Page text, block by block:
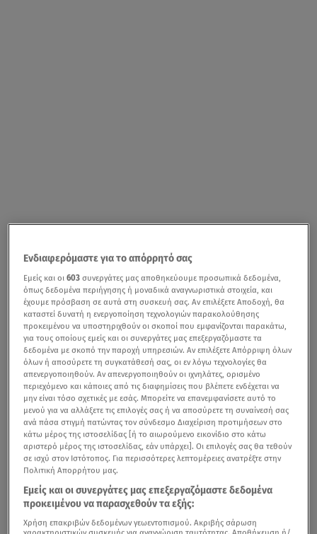
Ενδιαφερόμαστε για το απόρρητό σας
Εμείς και οι603 συνεργάτες μας αποθηκεύουμε προσωπικά δεδομένα,
όπως δεδομένα περιήγησης ή μοναδικά αναγνωριστικά στοιχεία, και
έχουμε πρόσβαση σε αυτά στη συσκευή σας. Αν επιλέξετε Αποδοχή, θα
καταστεί δυνατή η ενεργοποίηση τεχνολογιών παρακολούθησης
προκειμένου να υποστηριχθούν οι σκοποί που εμφανίζονται παρακάτω,
για τους οποίους εμείς και οι συνεργάτες μας επεξεργαζόμαστε τα
δεδομένα με σκοπό την παροχή υπηρεσιών. Αν επιλέξετε Απόρριψη όλων
όλων ή αποσύρετε τη συγκατάθεσή σας, οι εν λόγω τεχνολογίες θα
απενεργοποιηθούν. Αν απενεργοποιηθούν οι ιχνηλάτες, ορισμένο
περιεχόμενο και κάποιες από τις διαφημίσεις που βλέπετε ενδέχεται να
μην είναι τόσο σχετικές με εσάς. Μπορείτε να επανεμφανίσετε αυτό το
μενού για να αλλάξετε τις επιλογές σας ή να αποσύρετε τη συναίνεσή σας
ανά πάσα στιγμή πατώντας τον σύνδεσμο Διαχείριση προτιμήσεων στο
κάτω μέρος της ιστοσελίδας [ή το αιωρούμενο εικονίδιο στο κάτω
αριστερό μέρος της ιστοσελίδας, εάν υπάρχει]. Οι επιλογές σας θα τεθούν
σε ισχύ στον Ιστότοπος. Για περισσότερες λεπτομέρειες ανατρέξτε στην
Πολιτική Απορρήτου μας.
Εμείς και οι συνεργάτες μας επεξεργαζόμαστε δεδομένα
προκειμένου να παρασχεθούν τα εξής:
Χρήση επακριβών δεδομένων γεωεντοπισμού. Ακριβής σάρωση